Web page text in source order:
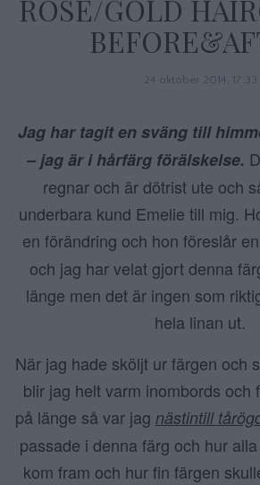
ROSE/GOLD
24 oktober 2014, 17:33
Jag har tagit en sväng till
– jag är i hårfärg förälskelse.
regnar och är dötrist ute och
underbara kund Emelie till mig.
en förändring och hon föreslår en
och jag har velat gjort denna
länge men det är ingen som
hela linan ut.
När jag hade sköljt ur färgen och
blir jag helt varm inombords och
på länge så var jag nästintill
passade i denna färg och hur
kom fram och hur fin färgen